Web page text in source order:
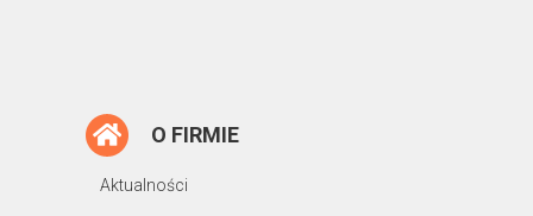
O FIRMIE
Aktualności